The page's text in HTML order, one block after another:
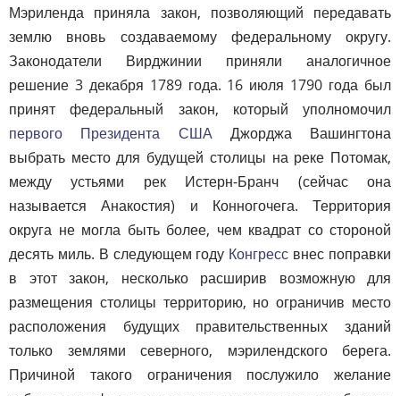
Мэриленда приняла закон, позволяющий передавать
землю вновь создаваемому федеральному округу.
Законодатели Вирджинии приняли аналогичное
решение 3 декабря 1789 года. 16 июля 1790 года был
принят федеральный закон, который уполномочил
первого Президента СШАДжорджа Вашингтона
выбрать место для будущей столицы на реке Потомак,
между устьями рек Истерн-Бранч (сейчас она
называется Анакостия) и Конногочега. Территория
округа не могла быть более, чем квадрат со стороной
десять миль. В следующем году Конгресс внес поправки
в этот закон, несколько расширив возможную для
размещения столицы территорию, но ограничив место
расположения будущих правительственных зданий
только землями северного, мэрилендского берега.
Причиной такого ограничения послужило желание